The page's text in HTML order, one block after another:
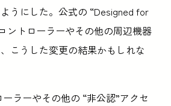
うにした。公式の “Designed for
ントローラーやその他の周辺機器
こうした変更の結果かもしれな
ラーやその他の “非公認”アクセ